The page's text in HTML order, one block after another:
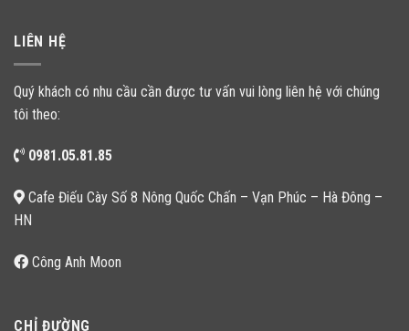
LIÊN HỆ
Quý khách có nhu cầu cần được tư vấn vui lòng liên hệ với chúng
tôi theo:
0981.05.81.85
Cafe Điếu Cày Số 8 Nông Quốc Chấn – Vạn Phúc – Hà Đông –
HN
Công Anh Moon
CHỈ ĐƯỜNG